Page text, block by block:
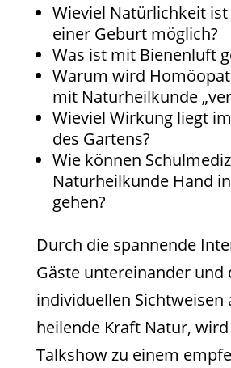
Wieviel Natürlichkeit
einer Geburt möglich?
Was ist mit Bienenluft
Warum wird
mit Naturheilkunde
Wieviel Wirkung liegt
des Gartens?
Wie können
Naturheilkunde Hand
gehen?
Durch die spannende
Gäste untereinander und
individuellen Sichtweisen
heilende Kraft Natur,
Talkshow zu einem